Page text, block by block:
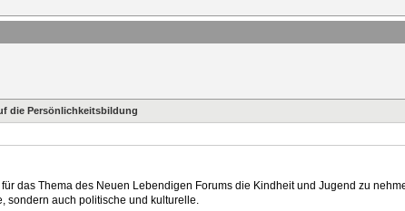
die Persönlichkeitsbildung
das Thema des Neuen Lebendigen Forums die Kindheit und Jugend zu
sondern auch politische und kulturelle.